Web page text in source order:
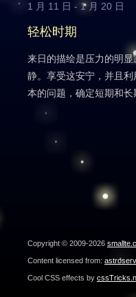
1 月 11 日 - 1 月 20 日
轻松时期
来日的描绘是压力的明
静。享受这安宁，并且
本的问题，确定短期和长
Copyright © 2009-2026
Content licensed from:
Cool CSS effects by